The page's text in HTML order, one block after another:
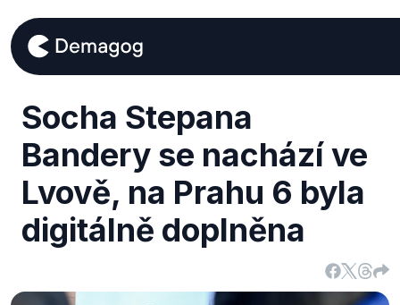
Socha Stepana
Bandery se nachází ve
Lvově, na Prahu 6 byla
digitálně doplněna